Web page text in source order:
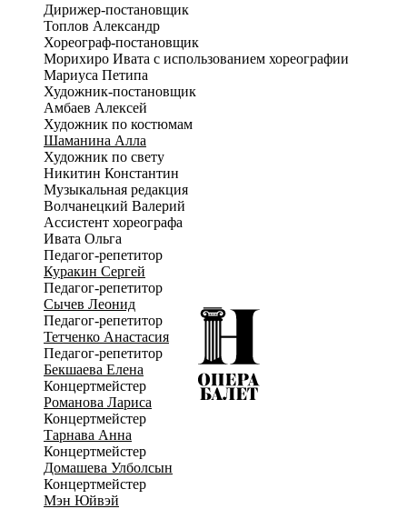
Петипа: роскошную картину «Оживлённый сад» на музыку
Лео Делиба, виртуозное па де де Медоры и Раба,
жизнерадостный «Маленький корсар» и воинственный танец
«Форбан».
«Корсар» – это захватывающая история о торжестве любви,
свободы и настоящей отваги, рассказанная языком великого
классического балета.
Дирижер-постановщик
Топлов Александр
Хореограф-постановщик
Морихиро Ивата с использованием хореографии
Мариуса Петипа
Художник-постановщик
Амбаев Алексей
Художник по костюмам
Шаманина Алла
Художник по свету
Никитин Константин
Музыкальная редакция
Волчанецкий Валерий
Ассистент хореографа
Ивата Ольга
Педагог-репетитор
Куракин Сергей
Педагог-репетитор
Сычев Леонид
Педагог-репетитор
Тетченко Анастасия
Педагог-репетитор
Бекшаева Елена
Концертмейстер
Романова Лариса
Концертмейстер
Тарнава Анна
Концертмейстер
Домашева Улболсын
Концертмейстер
Мэн Юйвэй